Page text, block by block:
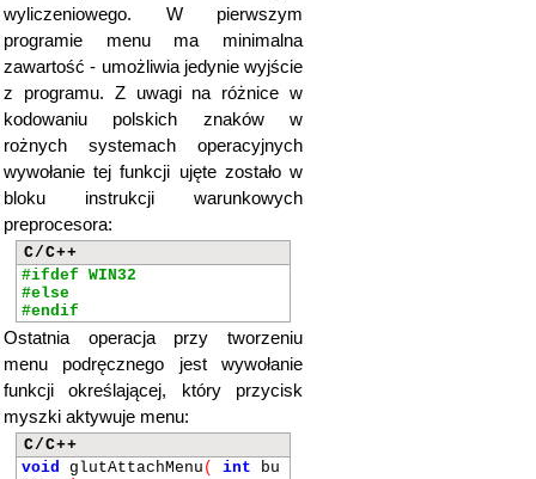
wyliczeniowego. W pierwszym
programie menu ma minimalna
zawartość - umożliwia jedynie wyjście
z programu. Z uwagi na różnice w
kodowaniu polskich znaków w
rożnych systemach operacyjnych
wywołanie tej funkcji ujęte zostało w
bloku instrukcji warunkowych
preprocesora:
C/C++
#ifdef WIN32
#else
#endif
Ostatnia operacja przy tworzeniu
menu podręcznego jest wywołanie
funkcji określającej, który przycisk
myszki aktywuje menu:
C/C++
void glutAttachMenu ( int bu